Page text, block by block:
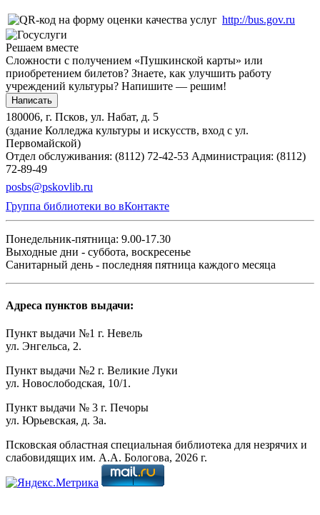
http://bus.gov.ru
Решаем вместе
Сложности с получением «Пушкинской карты» или
приобретением билетов? Знаете, как улучшить работу
учреждений культуры? Напишите — решим!
Написать
180006, г. Псков, ул. Набат, д. 5
(здание Колледжа культуры и искусств, вход с ул.
Первомайской)
Отдел обслуживания: (8112) 72-42-53 Администрация: (8112)
72-89-49
posbs@pskovlib.ru
Группа библиотеки во вКонтакте
Понедельник-пятница: 9.00-17.30
Выходные дни - суббота, воскресенье
Санитарный день - последняя пятница каждого месяца
Адреса пунктов выдачи:
Пункт выдачи №1 г. Невель
ул. Энгельса, 2.
Пункт выдачи №2 г. Великие Луки
ул. Новослободская, 10/1.
Пункт выдачи № 3 г. Печоры
ул. Юрьевская, д. 3а.
Псковская областная специальная библиотека для незрячих и
слабовидящих им. А.А. Бологова, 2026 г.